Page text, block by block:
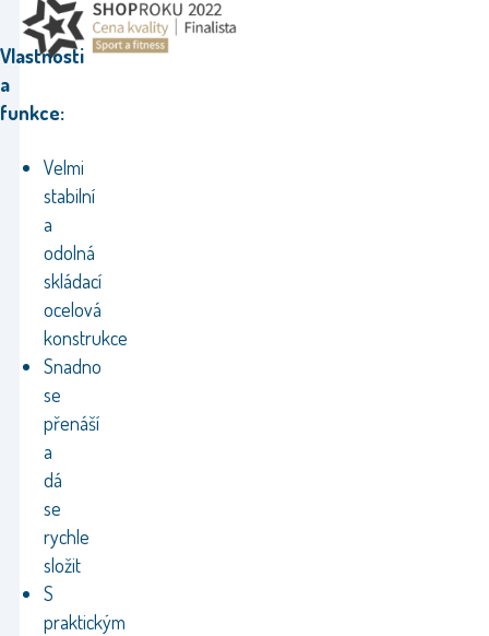
Vlastnosti
a
funkce:
Velmi
stabilní
a
odolná
skládací
ocelová
konstrukce
Snadno
se
přenáší
a
dá
se
rychle
složit
S
praktickým